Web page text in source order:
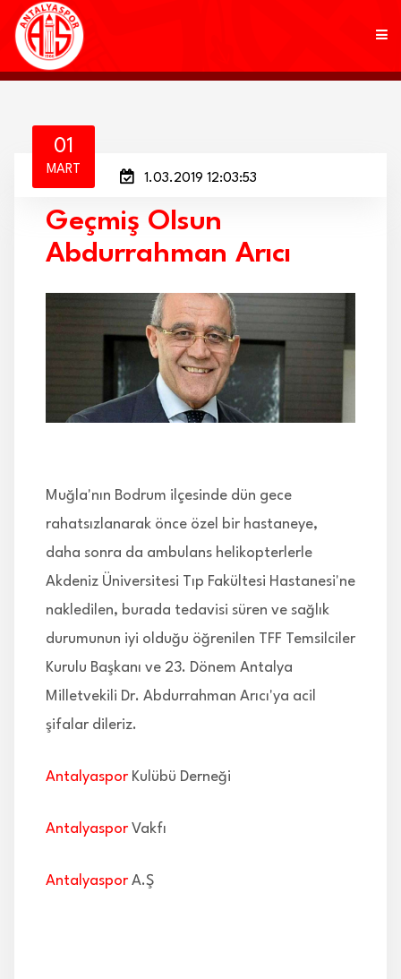
KULÜP
AKADEMİ
MARKALAR
01
MART
1.03.2019 12:03:53
Geçmiş Olsun
Abdurrahman Arıcı
Muğla'nın Bodrum ilçesinde dün gece
rahatsızlanarak önce özel bir hastaneye,
daha sonra da ambulans helikopterlerle
Akdeniz Üniversitesi Tıp Fakültesi Hastanesi'ne
nakledilen, burada tedavisi süren ve sağlık
durumunun iyi olduğu öğrenilen TFF Temsilciler
Kurulu Başkanı ve 23. Dönem Antalya
Milletvekili Dr. Abdurrahman Arıcı'ya acil
şifalar dileriz.
Antalyaspor Kulübü Derneği
Antalyaspor Vakfı
Antalyaspor A.Ş